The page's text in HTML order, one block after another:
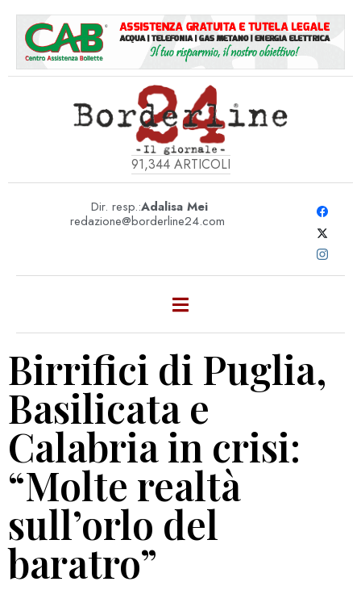
91,344ARTICOLI
Dir. resp.:Adalisa Mei
redazione@borderline24.com
Birrifici di Puglia,
Basilicata e
Calabria in crisi:
“Molte realtà
sull’orlo del
baratro”